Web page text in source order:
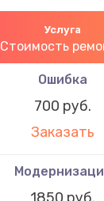
Услуга
Стоимость
Ошибка
700 руб.
Заказать
1850 руб.